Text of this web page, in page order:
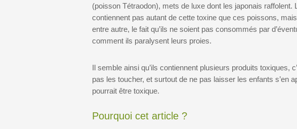
(poisson Tétraodon), mets de luxe dont les japonais raffolent.
contiennent pas autant de cette toxine que ces poissons,
entre autre, le fait qu’ils ne soient pas consommés par
comment ils paralysent leurs proies.
Il semble ainsi qu’ils contiennent plusieurs produits toxiques,
pas les toucher, et surtout de ne pas laisser les enfants s’en
pourrait être toxique.
Pourquoi cet article ?